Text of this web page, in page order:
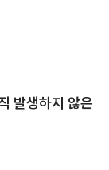
발생하지 않은